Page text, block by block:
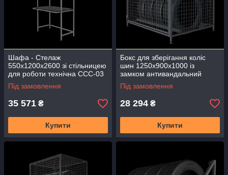
Шафа - Стелаж
550х1200х2600 зі стільницею
для роботи технічна ССС-03
з робочою зоною
Під замовлення
35 571 ₴
Купити
Бокс для зберігання коліс
шин 1250х900х1000 із
замком антивандальний
підлоговий БСШ-01
Під замовлення
28 294 ₴
Купити